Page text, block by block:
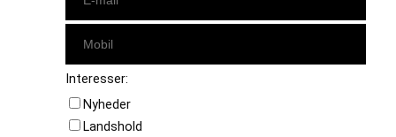
Interesser:
Nyheder
Landshold